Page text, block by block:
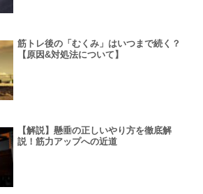
筋トレ後の「むくみ」はいつまで続く？
【原因&対処法について】
【解説】懸垂の正しいやり方を徹底解
説！筋力アップへの近道